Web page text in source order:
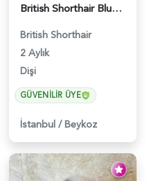
British Shorthair Blue Point Kızımız 2 Aylık - 5149
British Shorthair
2 Aylık
Dişi
GÜVENILIR ÜYE
İstanbul / Beykoz